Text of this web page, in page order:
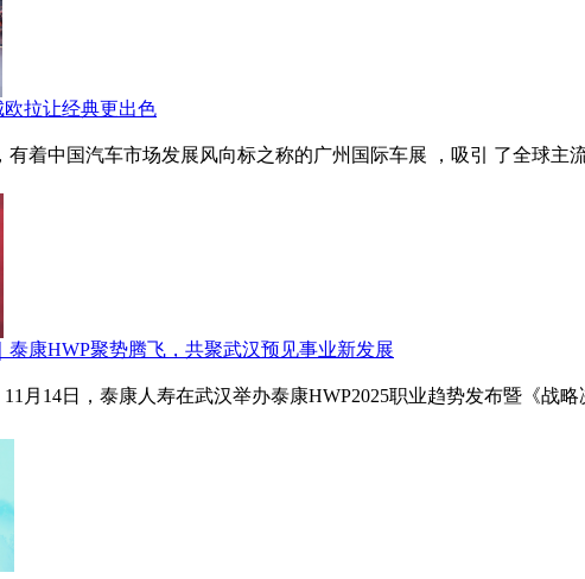
拉让经典更出色
有着中国汽车市场发展风向标之称的广州国际车展 ，吸引 了全球
泰康HWP聚势腾飞，共聚武汉预见事业新发展
月14日，泰康人寿在武汉举办泰康HWP2025职业趋势发布暨《